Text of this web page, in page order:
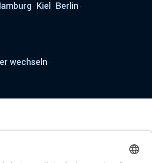
· Kiel · Berlin ·
wechseln ·